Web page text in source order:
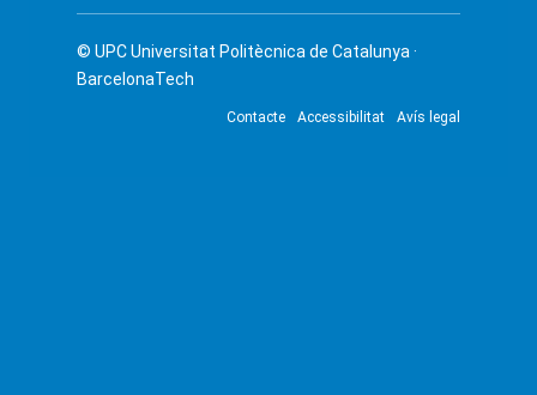
© UPCUniversitat Politècnica de Catalunya ·
BarcelonaTech
Contacte Accessibilitat Avís legal